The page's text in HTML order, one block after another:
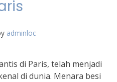
adminloc
di Paris, telah menjadi
di dunia. Menara besi